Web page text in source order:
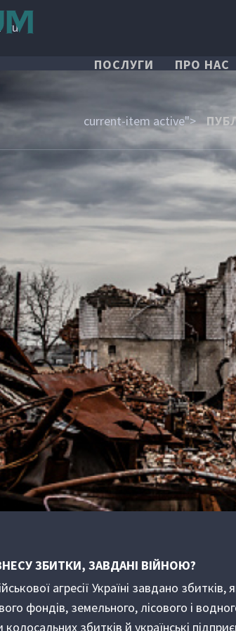
ru
ПОСЛУГИ ПРО НАС
current-item active">
ЗБИТКИ, ЗАВДАНІ ВІЙНОЮ?
агресії Україні завдано
фондів, земельного, лісового і
збитків й українські